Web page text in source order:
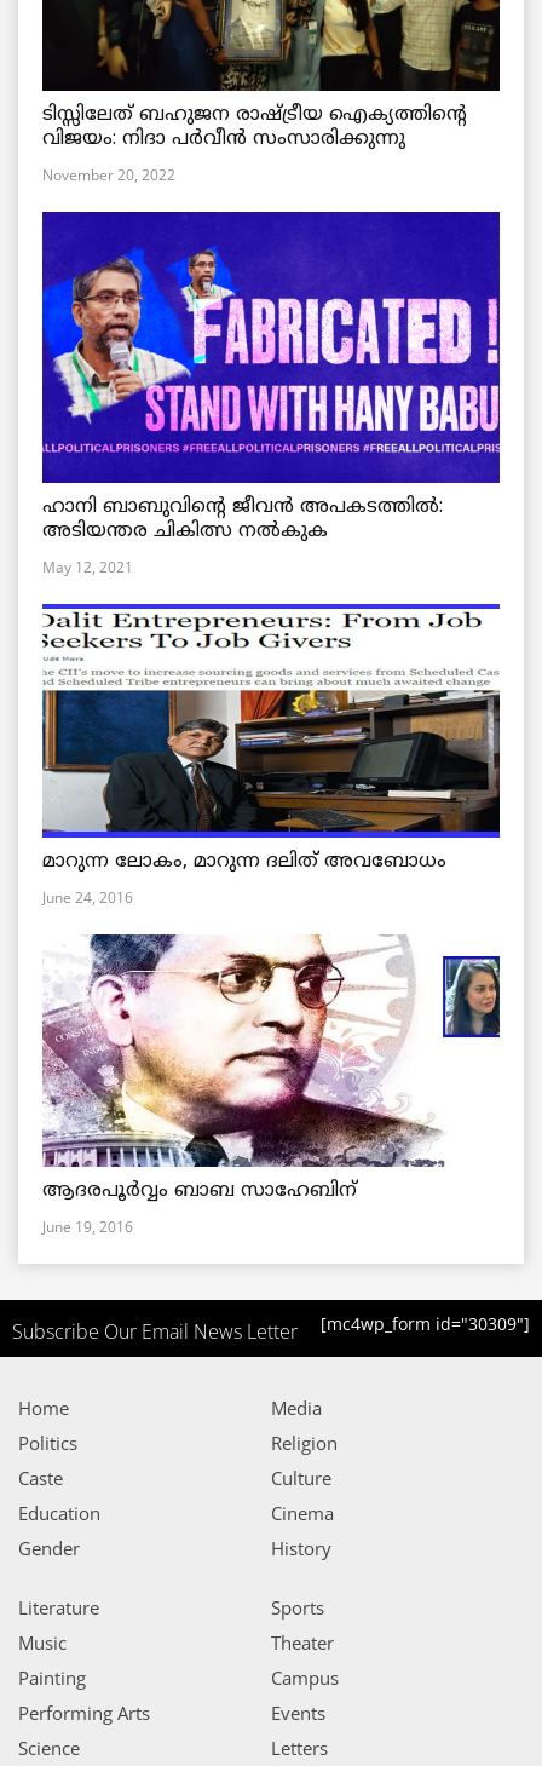
ടിസ്സിലേത് ബഹുജന രാഷ്ട്രീയ ഐക്യത്തിന്റെ
വിജയം: നിദാ പർവീൻ സംസാരിക്കുന്നു
November 20, 2022
ഹാനി ബാബുവിന്റെ ജീവൻ അപകടത്തിൽ:
അടിയന്തര ചികിത്സ നൽകുക
May 12, 2021
മാറുന്ന ലോകം, മാറുന്ന ദലിത് അവബോധം
June 24, 2016
ആദരപൂര്‍വ്വം ബാബ സാഹേബിന്
June 19, 2016
Subscribe Our Email News Letter [mc4wp_form id="30309"]
Home
Politics
Caste
Education
Gender
Media
Religion
Culture
Cinema
History
Literature
Music
Painting
Performing Arts
Science
Sports
Theater
Campus
Events
Letters